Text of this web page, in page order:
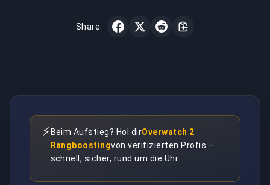
Share:
⚡ Beim Aufstieg? Hol dirOverwatch 2
Rangboostingvon verifizierten Profis –
schnell, sicher, rund um die Uhr.